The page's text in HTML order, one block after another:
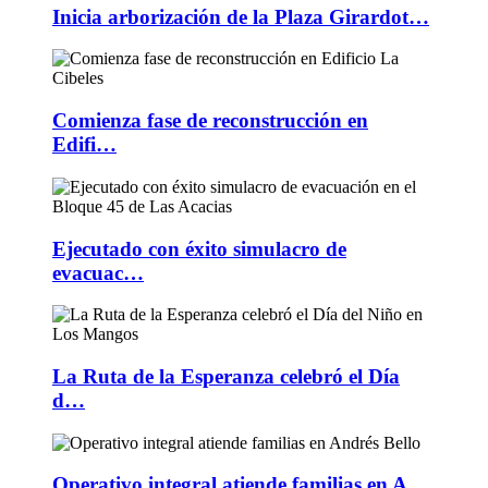
Inicia arborización de la Plaza Girardot…
Comienza fase de reconstrucción en
Edifi…
Ejecutado con éxito simulacro de
evacuac…
La Ruta de la Esperanza celebró el Día
d…